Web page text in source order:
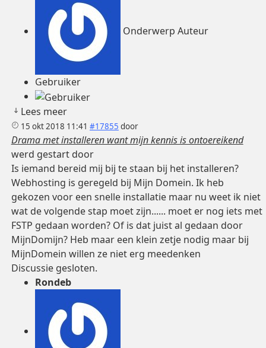
Onderwerp Auteur
Gebruiker
Lees meer
15 okt 2018 11:41 #17855 door
Drama met installeren want mijn kennis is ontoereikend
werd gestart door
Is iemand bereid mij bij te staan bij het installeren?
Webhosting is geregeld bij Mijn Domein. Ik heb
gekozen voor een snelle installatie maar nu weet ik niet
wat de volgende stap moet zijn...... moet er nog iets met
FSTP gedaan worden? Of is dat juist al gedaan door
MijnDomijn? Heb maar een klein zetje nodig maar bij
MijnDomein willen ze niet erg meedenken
Discussie gesloten.
Rondeb